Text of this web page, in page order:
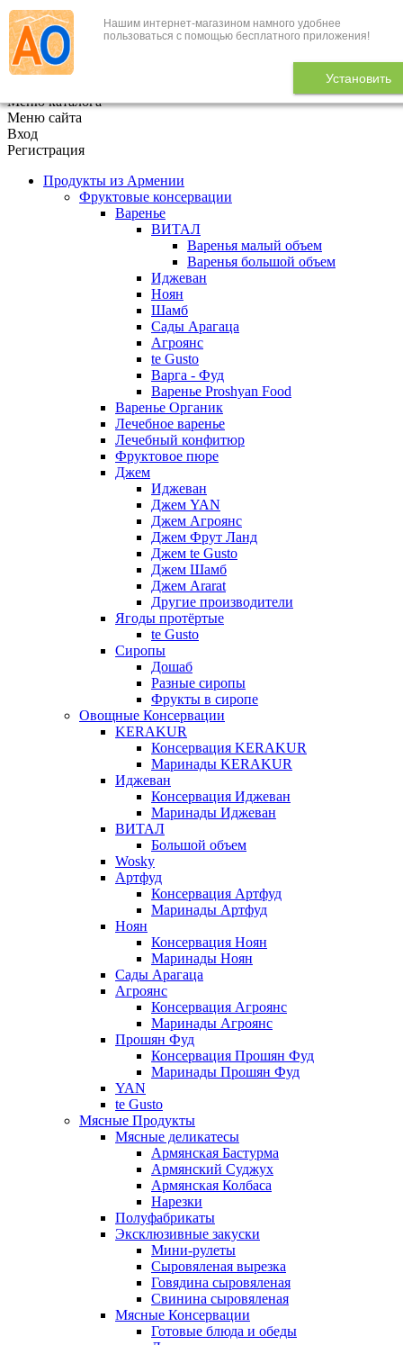
Нашим интернет-магазином намного удобнее
пользоваться с помощью бесплатного приложения!
Установить
+7 (495) 646-888-1
В корзине 0
Меню каталога
Меню сайта
Вход
Регистрация
Продукты из Армении
Фруктовые консервации
Варенье
ВИТАЛ
Варенья малый объем
Варенья большой объем
Иджеван
Ноян
Шамб
Сады Арагаца
Агроянс
te Gusto
Варга - Фуд
Варенье Proshyan Food
Варенье Органик
Лечебное варенье
Лечебный конфитюр
Фруктовое пюре
Джем
Иджеван
Джем YAN
Джем Агроянс
Джем Фрут Ланд
Джем te Gusto
Джем Шамб
Джем Ararat
Другие производители
Ягоды протёртые
te Gusto
Сиропы
Дошаб
Разные сиропы
Фрукты в сиропе
Овощные Консервации
KERAKUR
Консервация KERAKUR
Маринады KERAKUR
Иджеван
Консервация Иджеван
Маринады Иджеван
ВИТАЛ
Большой объем
Wosky
Артфуд
Консервация Артфуд
Маринады Артфуд
Ноян
Консервация Ноян
Маринады Ноян
Сады Арагаца
Агроянс
Консервация Агроянс
Маринады Агроянс
Прошян Фуд
Консервация Прошян Фуд
Маринады Прошян Фуд
YAN
te Gusto
Мясные Продукты
Мясные деликатесы
Армянская Бастурма
Армянский Суджух
Армянская Колбаса
Нарезки
Полуфабрикаты
Эксклюзивные закуски
Мини-рулеты
Сыровяленая вырезка
Говядина сыровяленая
Свинина сыровяленая
Мясные Консервации
Готовые блюда и обеды